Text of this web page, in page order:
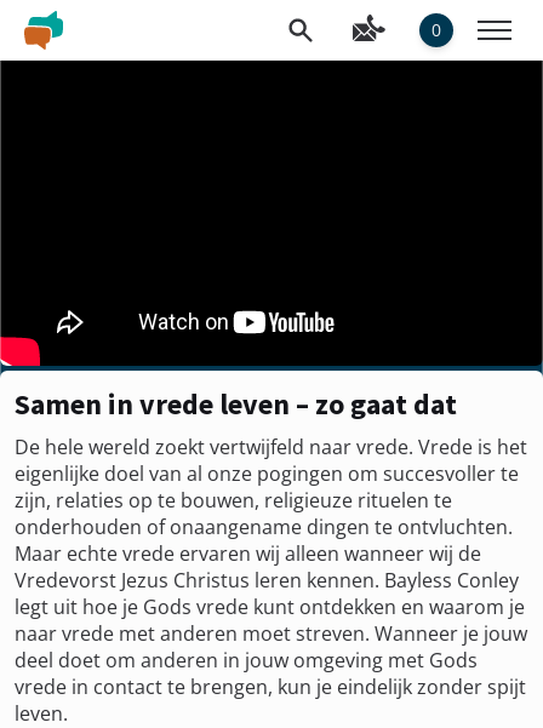
0
Samen in vrede leven – zo gaat dat
De hele wereld zoekt vertwijfeld naar vrede. Vrede is het
eigenlijke doel van al onze pogingen om succesvoller te
zijn, relaties op te bouwen, religieuze rituelen te
onderhouden of onaangename dingen te ontvluchten.
Maar echte vrede ervaren wij alleen wanneer wij de
Vredevorst Jezus Christus leren kennen. Bayless Conley
legt uit hoe je Gods vrede kunt ontdekken en waarom je
naar vrede met anderen moet streven. Wanneer je jouw
deel doet om anderen in jouw omgeving met Gods
vrede in contact te brengen, kun je eindelijk zonder spijt
leven.